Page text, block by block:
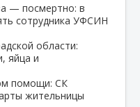
— посмертно: в
сотрудника УФСИН
области:
яйца и
помощи: СК
жительницы